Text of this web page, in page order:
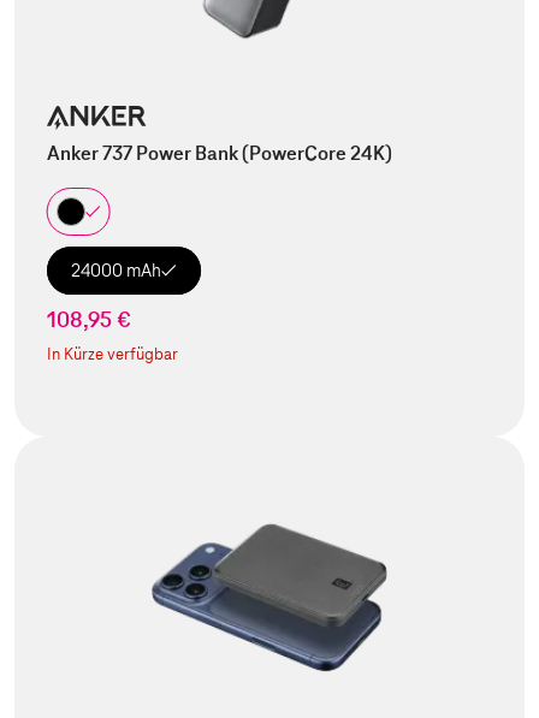
Anker 737 Power Bank (PowerCore 24K)
24000 mAh
108,95 €
In Kürze verfügbar